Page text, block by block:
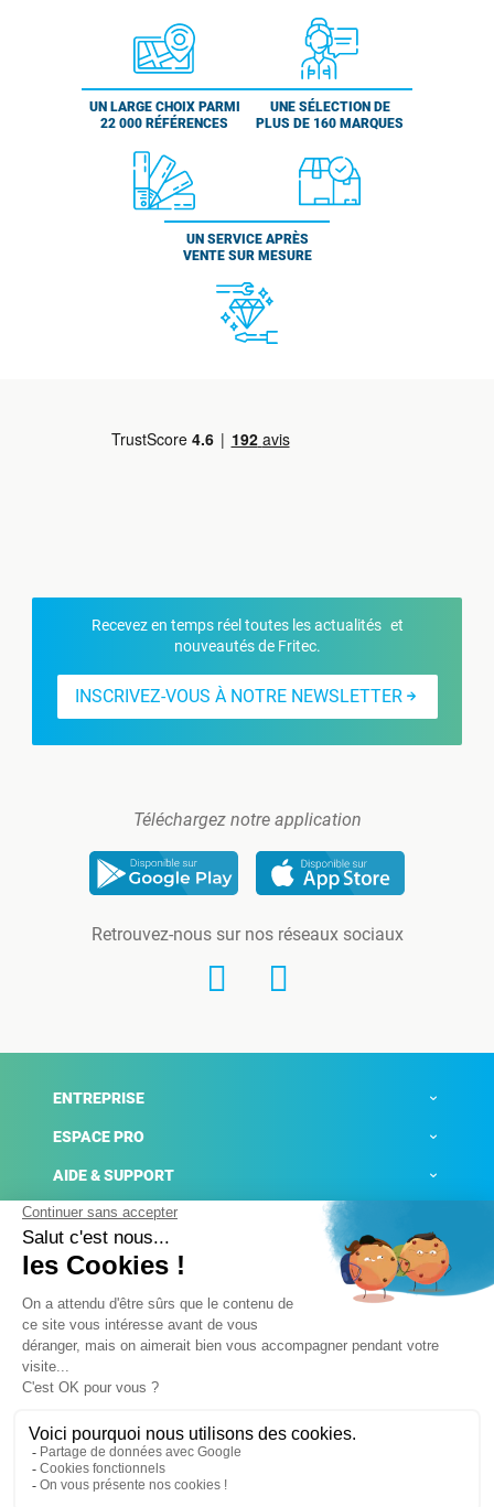
UN LARGE CHOIX PARMI
22 000 RÉFÉRENCES
UNE SÉLECTION DE
PLUS DE 160 MARQUES
UN SERVICE APRÈS
VENTE SUR MESURE
Recevez en temps réel toutes les actualités et
nouveautés de Fritec.
INSCRIVEZ-VOUS À NOTRE NEWSLETTER
Téléchargez notre application
Retrouvez-nous sur nos réseaux sociaux
ENTREPRISE
ESPACE PRO
AIDE & SUPPORT
ACTUALITÉS
Mentions légales
Conditions générales de ventes
Plateforme de signalement